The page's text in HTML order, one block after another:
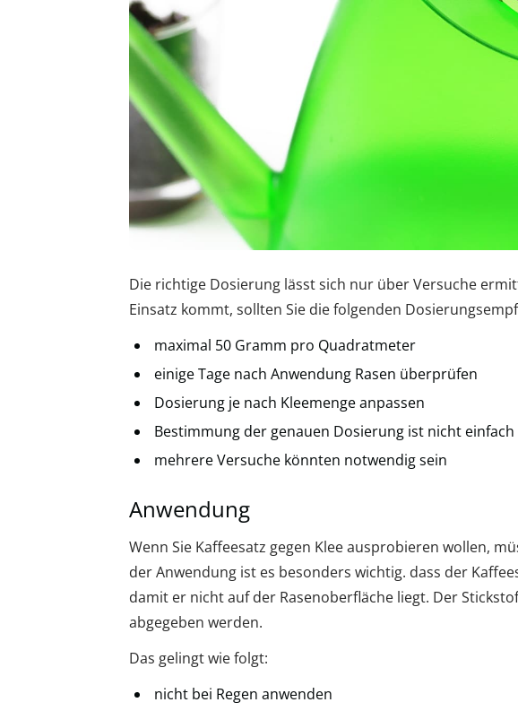
Die richtige Dosierung lässt sich nur über Versuche
Einsatz kommt, sollten Sie die folgenden
maximal 50 Gramm pro Quadratmeter
einige Tage nach Anwendung Rasen überprüfen
Dosierung je nach Kleemenge anpassen
Bestimmung der genauen Dosierung ist nicht einfach
mehrere Versuche könnten notwendig sein
Anwendung
Wenn Sie Kaffeesatz gegen Klee ausprobieren wollen,
der Anwendung ist es besonders wichtig. dass der
damit er nicht auf der Rasenoberfläche liegt. Der
abgegeben werden.
Das gelingt wie folgt:
nicht bei Regen anwenden